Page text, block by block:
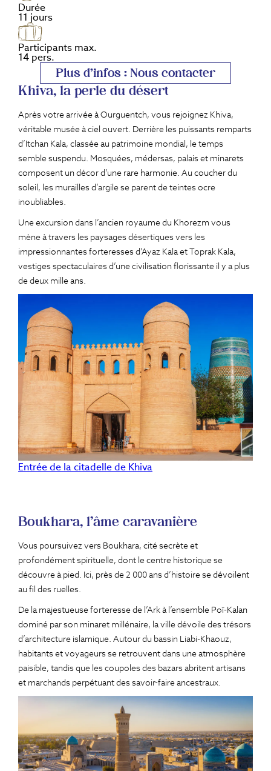
Durée
11 jours
Participants max.
14 pers.
Plus d'infos : Nous contacter
Entrée de la citadelle de Khiva
Khiva, la perle du désert
Après votre arrivée à Ourguentch, vous rejoignez Khiva,
véritable musée à ciel ouvert. Derrière les puissants remparts
d’Itchan Kala, classée au patrimoine mondial, le temps
semble suspendu. Mosquées, médersas, palais et minarets
composent un décor d’une rare harmonie. Au coucher du
soleil, les murailles d’argile se parent de teintes ocre
inoubliables.
Une excursion dans l’ancien royaume du Khorezm vous
mène à travers les paysages désertiques vers les
impressionnantes forteresses d’Ayaz Kala et Toprak Kala,
vestiges spectaculaires d’une civilisation florissante il y a plus
de deux mille ans.
Boukhara, l'âme caravanière
Vous poursuivez vers Boukhara, cité secrète et
profondément spirituelle, dont le centre historique se
découvre à pied. Ici, près de 2 000 ans d’histoire se dévoilent
au fil des ruelles.
De la majestueuse forteresse de l’Ark à l’ensemble Poï-Kalan
dominé par son minaret millénaire, la ville dévoile des trésors
d’architecture islamique. Autour du bassin Liabi-Khaouz,
habitants et voyageurs se retrouvent dans une atmosphère
paisible, tandis que les coupoles des bazars abritent artisans
et marchands perpétuant des savoir-faire ancestraux.